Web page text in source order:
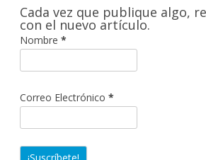
r
Cada vez que publique algo,
con el nuevo artículo.
Nombre *
Correo Electrónico *